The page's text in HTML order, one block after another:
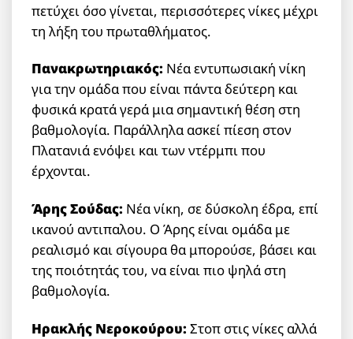
πετύχει όσο γίνεται, περισσότερες νίκες μέχρι
τη λήξη του πρωταθλήματος.
Πανακρωτηριακός: Νέα εντυπωσιακή νίκη
για την ομάδα που είναι πάντα δεύτερη και
φυσικά κρατά γερά μια σημαντική θέση στη
βαθμολογία. Παράλληλα ασκεί πίεση στον
Πλατανιά ενόψει και των ντέρμπι που
έρχονται.
Άρης Σούδας: Νέα νίκη, σε δύσκολη έδρα, επί
ικανού αντιπαλου. Ο Άρης είναι ομάδα με
ρεαλισμό και σίγουρα θα μπορούσε, βάσει και
της ποιότητάς του, να είναι πιο ψηλά στη
βαθμολογία.
Ηρακλής Νεροκούρου: Στοπ στις νίκες αλλά